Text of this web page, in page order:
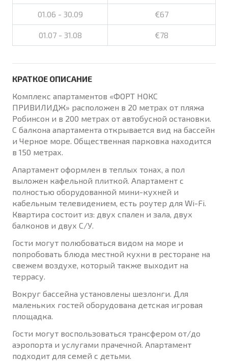
01.06 - 30.09 €67
01.07 - 31.08 €78
КРАТКОЕ ОПИСАНИЕ
Комплекс апартаментов «ФОРТ НОКС
ПРИВИЛИДЖ» расположен в 20 метрах от пляжа
Робинсон и в 200 метрах от автобусной остановки.
С балкона апартамента открывается вид на бассейн
и Черное море. Общественная парковка находится
в 150 метрах.
Апартамент оформлен в теплых тонах, а пол
выложен кафельной плиткой. Апартамент с
полностью оборудованной мини-кухней и
кабельным телевидением, есть роутер для Wi-Fi.
Квартира состоит из: двух спален и зала, двух
балконов и двух С/У.
Гости могут полюбоваться видом на море и
попробовать блюда местной кухни в ресторане на
свежем воздухе, который также выходит на
террасу.
Вокруг бассейна установлены шезлонги. Для
маленьких гостей оборудована детская игровая
площадка.
Гости могут воспользоваться трансфером от/до
аэропорта и услугами прачечной. Апартамент
подходит для семей с детьми.